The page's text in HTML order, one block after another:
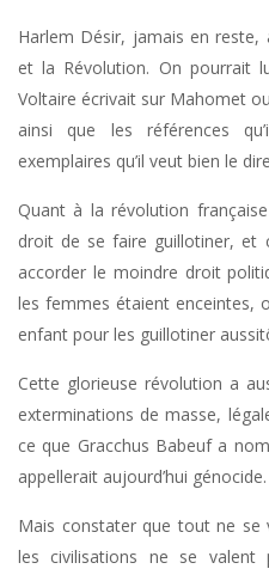
Harlem Désir, jamais en reste,
et la Révolution. On pourrait
Voltaire écrivait sur Mahomet
ainsi que les références
exemplaires qu’il veut bien le
Quant à la révolution
droit de se faire guillotiner, et
accorder le moindre droit
les femmes étaient enceintes,
enfant pour les guillotiner
Cette glorieuse révolution a
exterminations de masse,
ce que Gracchus Babeuf a
appellerait aujourd’hui génocide.
Mais constater que tout ne
les civilisations ne se valent